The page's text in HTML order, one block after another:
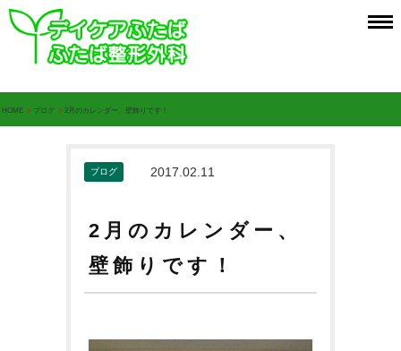
HOME > ブログ > 2月のカレンダー、壁飾りです！
ブログ 2017.02.11
2月のカレンダー、
壁飾りです！